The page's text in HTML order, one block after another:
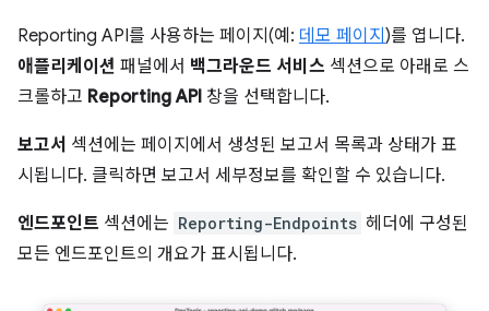
Reporting API를 사용하는 페이지(예: 데모 페이지 )를 엽니다.
애플리케이션 패널에서 백그라운드 서비스 섹션으로 아래로 스
크롤하고 Reporting API 창을 선택합니다.
보고서 섹션에는 페이지에서 생성된 보고서 목록과 상태가 표
시됩니다. 클릭하면 보고서 세부정보를 확인할 수 있습니다.
엔드포인트 섹션에는 Reporting-Endpoints 헤더에 구성된
모든 엔드포인트의 개요가 표시됩니다.